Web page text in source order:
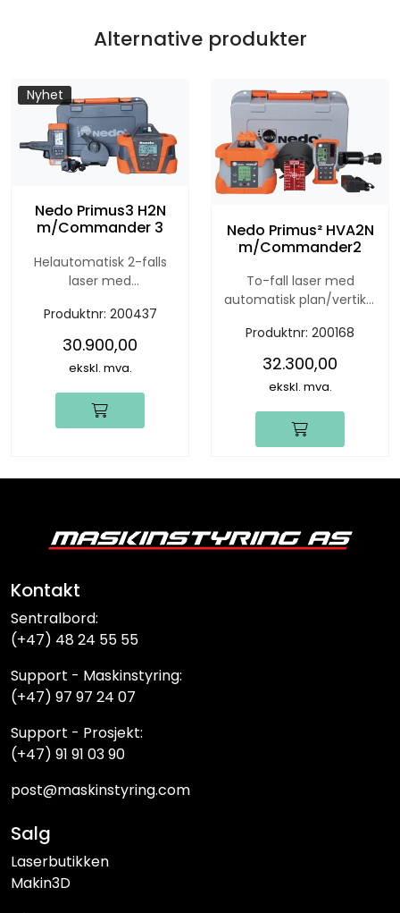
Alternative produkter
Nyhet
Nedo Primus3 H2N
m/Commander 3
Helautomatisk 2-falls
laser med
Opptil 15% helning i X/Y
akse, segmentkontroll,
og masse praktiske nye
funksjoner.
Produktnr: 200437
30.900,00
ekskl. mva.
Nedo Primus² HVA2N
m/Commander2
To-fall laser med
automatisk plan/vertikal
toppmodell som har alt!
Produktnr: 200168
32.300,00
ekskl. mva.
Kontakt
Sentralbord:
(+47) 48 24 55 55
Support - Maskinstyring:
(+47) 97 97 24 07
Support - Prosjekt:
(+47) 91 91 03 90
post@maskinstyring.com
Salg
Laserbutikken
Makin3D